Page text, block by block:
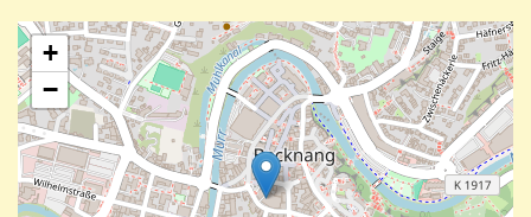
+
−